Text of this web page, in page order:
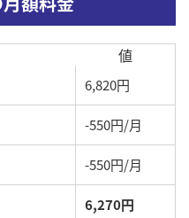
値
6,820円
-550円/月
-550円/月
6,270円